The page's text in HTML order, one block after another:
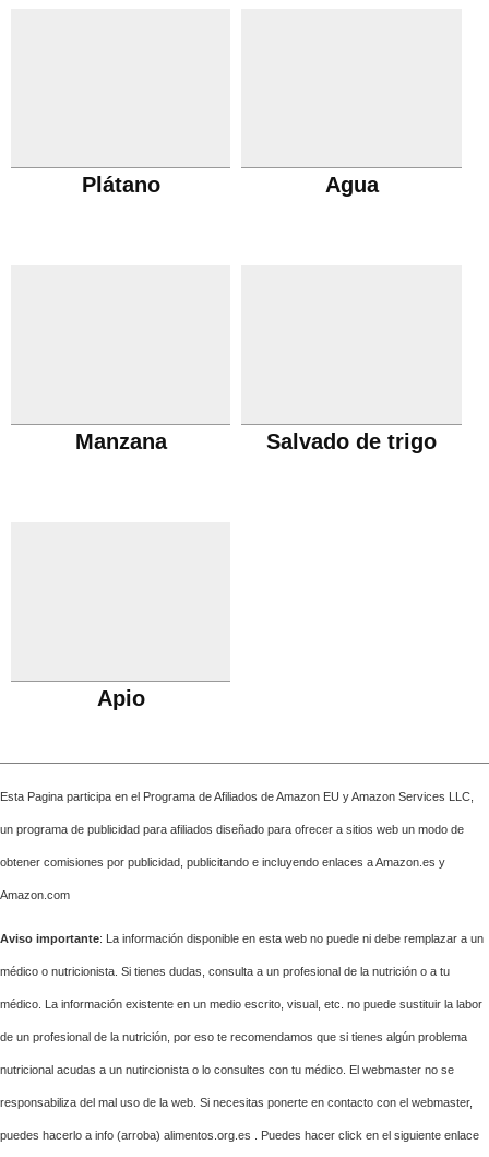
Plátano Agua
Manzana Salvado de trigo
Apio
Esta Pagina participa en el Programa de Afiliados de Amazon EU y Amazon Services LLC,
un programa de publicidad para afiliados diseñado para ofrecer a sitios web un modo de
obtener comisiones por publicidad, publicitando e incluyendo enlaces a Amazon.es y
Amazon.com
Aviso importante: La información disponible en esta web no puede ni debe remplazar a un
médico o nutricionista. Si tienes dudas, consulta a un profesional de la nutrición o a tu
médico. La información existente en un medio escrito, visual, etc. no puede sustituir la labor
de un profesional de la nutrición, por eso te recomendamos que si tienes algún problema
nutricional acudas a un nutircionista o lo consultes con tu médico. El webmaster no se
responsabiliza del mal uso de la web. Si necesitas ponerte en contacto con el webmaster,
puedes hacerlo a info (arroba) alimentos.org.es . Puedes hacer click en el siguiente enlace